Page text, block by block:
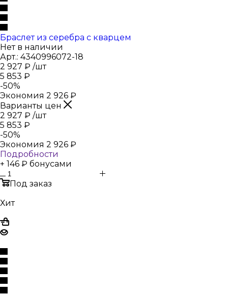
Браслет из серебра с кварцем
Нет в наличии
Арт.: 4340996072-18
2 927 ₽ /шт
5 853 ₽
-50%
Экономия 2 926 ₽
Варианты цен
2 927 ₽ /шт
5 853 ₽
-50%
Экономия 2 926 ₽
Подробности
+ 146 ₽ бонусами
Под заказ
Хит